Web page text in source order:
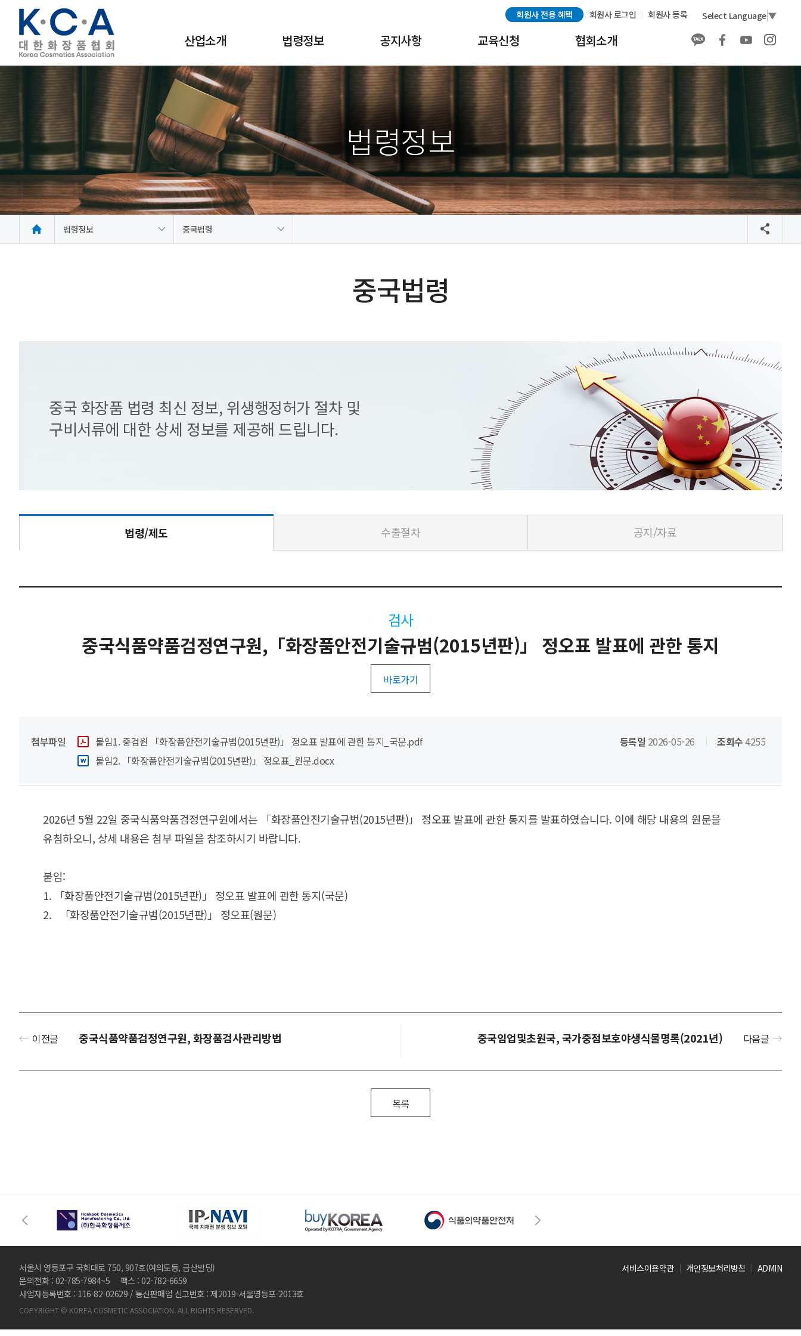
회원사 전용 혜택 회원사 로그인 회원사 등록 Select Language▼
산업소개
사회적·경제적 가치
화장품 시장정보
법령정보
국내법령
해외법령
나고야 의정서
공지사항
공지사항
협회일정
교육신청
교육신청
교육수료증출력
협회소개
협회소개
회원사 소개
회원사 전용 혜택
회원가입
발간물 구매 안내
배너 광고 안내
법령정보
법령정보 중국법령
중국법령
중국 화장품 법령 최신 정보, 위생행정허가 절차 및
구비서류에 대한 상세 정보를 제공해 드립니다.
법령/제도 수출절차 공지/자료
검사
중국식품약품검정연구원,「화장품안전기술규범(2015년판)」 정오표 발표에 관한 통지
바로가기
첨부파일
붙임1. 중검원 「화장품안전기술규범(2015년판)」 정오표 발표에 관한 통지_국문.pdf
붙임2. 「화장품안전기술규범(2015년판)」 정오표_원문.docx
등록일 2026-05-26 조회수4255
2026년 5월 22일 중국식품약품검정연구원에서는 「화장품안전기술규범(2015년판)」 정오표 발표에 관한 통지를 발표하였습니다. 이에 해당 내용의 원문을
유첨하오니, 상세 내용은 첨부 파일을 참조하시기 바랍니다.
붙임:
1. 「화장품안전기술규범(2015년판)」 정오표 발표에 관한 통지(국문)
2. 「화장품안전기술규범(2015년판)」 정오표(원문)
이전글 중국식품약품검정연구원, 화장품검사관리방법 다음글
중국임업및초원국, 국가중점보호야생식물명록(2021년)
목록
서울시 영등포구 국회대로 750, 907호(여의도동, 금산빌딩)
문의전화 : 02-785-7984~5 팩스 : 02-782-6659
사업자등록번호 : 116-82-02629 / 통신판매업 신고번호 : 제2019-서울영등포-2013호
COPYRIGHT © KOREA COSMETIC ASSOCIATION. ALL RIGHTS RESERVED.
서비스이용약관 개인정보처리방침 ADMIN